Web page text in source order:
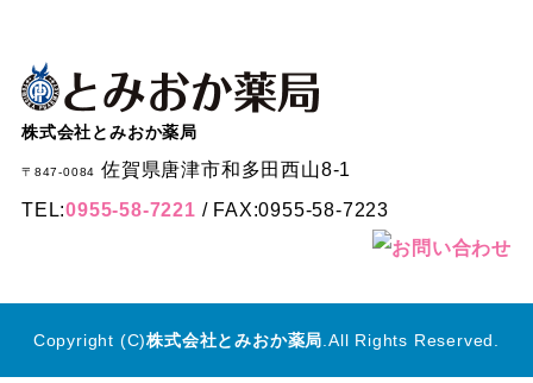
株式会社とみおか薬局
〒847-0084 佐賀県唐津市和多田西山8-1
TEL:0955-58-7221 / FAX:0955-58-7223
Copyright (C)株式会社とみおか薬局 .All Rights Reserved.